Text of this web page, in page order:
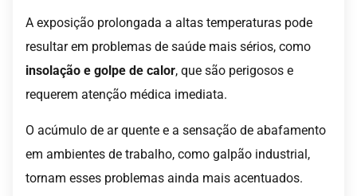
A exposição prolongada a altas temperaturas pode
resultar em problemas de saúde mais sérios, como
insolação e golpe de calor, que são perigosos e
requerem atenção médica imediata.
O acúmulo de ar quente e a sensação de abafamento
em ambientes de trabalho, como galpão industrial,
tornam esses problemas ainda mais acentuados.